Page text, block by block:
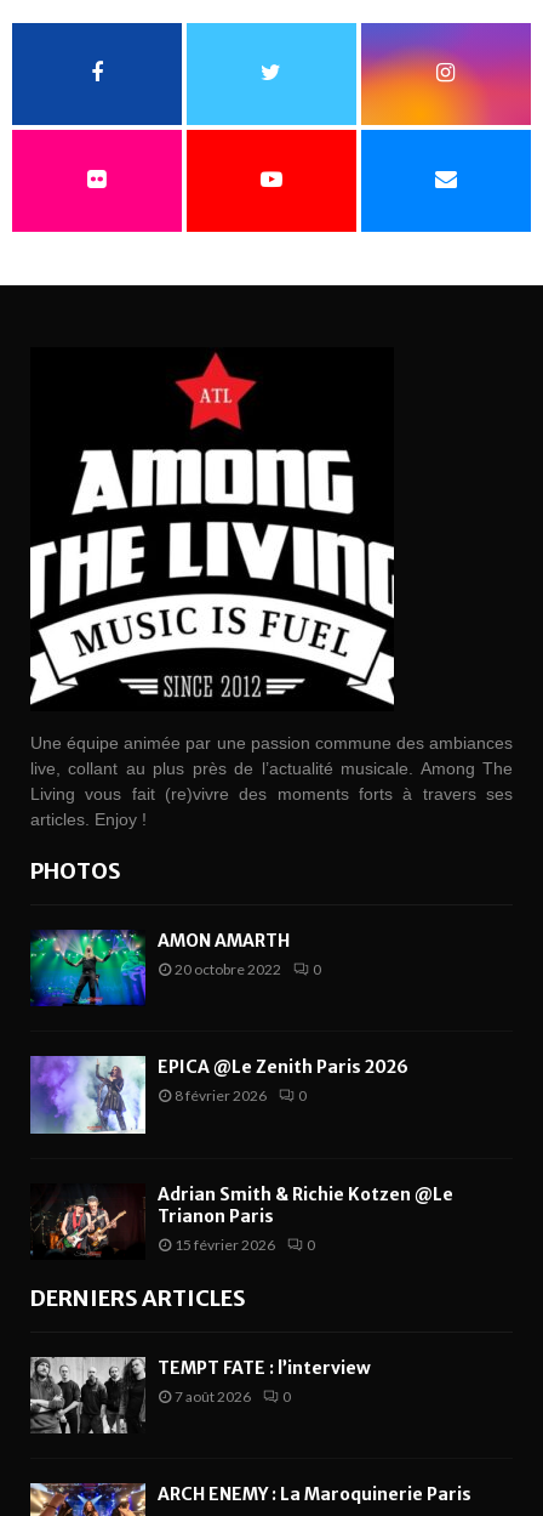
Une équipe animée par une passion commune des ambiances
live, collant au plus près de l’actualité musicale. Among The
Living vous fait (re)vivre des moments forts à travers ses
articles. Enjoy !
PHOTOS
AMON AMARTH
20 octobre 2022 0
EPICA @Le Zenith Paris 2026
8 février 2026 0
Adrian Smith & Richie Kotzen @Le
Trianon Paris
15 février 2026 0
DERNIERS ARTICLES
TEMPT FATE : l’interview
7 août 2026 0
ARCH ENEMY : La Maroquinerie Paris